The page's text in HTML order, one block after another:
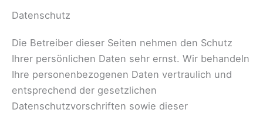
Datenschutz
Die Betreiber dieser Seiten nehmen den Schutz
Ihrer persönlichen Daten sehr ernst. Wir behandeln
Ihre personenbezogenen Daten vertraulich und
entsprechend der gesetzlichen
Datenschutzvorschriften sowie dieser